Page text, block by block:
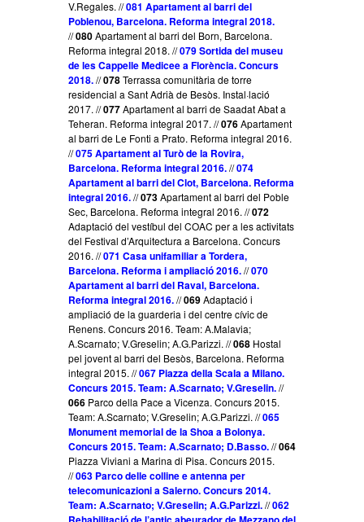
V.Regales. //081 Apartament al barri del
Poblenou, Barcelona. Reforma integral 2018.
//080Apartament al barri del Born, Barcelona.
Reforma integral 2018. //079Sortida del museu
de les Cappelle Medicee a Florència. Concurs
2018.//078Terrassa comunitària de torre
residencial a Sant Adrià de Besòs. Instal·lació
2017. //077Apartament al barri de Saadat Abat a
Teheran. Reforma integral 2017. //076Apartament
al barri de Le Fonti a Prato. Reforma integral 2016.
//075 Apartament al Turò de la Rovira,
Barcelona. Reforma integral 2016.//074
Apartament al barri del Clot, Barcelona. Reforma
integral 2016.//073Apartament al barri del Poble
Sec, Barcelona. Reforma integral 2016. //072
Adaptació del vestíbul del COAC per a les activitats
del Festival d’Arquitectura a Barcelona. Concurs
2016. //071 Casa unifamiliar a Tordera,
Barcelona. Reforma i ampliació 2016.//070
Apartament al barri del Raval, Barcelona.
Reforma integral 2016.//069Adaptació i
ampliació de la guarderia i del centre cívic de
Renens. Concurs 2016. Team: A.Malavia;
A.Scarnato; V.Greselin; A.G.Parizzi. //068 Hostal
pel jovent al barri del Besòs, Barcelona. Reforma
integral 2015. //067 Piazza della Scala a Milano.
Concurs 2015. Team: A.Scarnato; V.Greselin.//
066 Parco della Pace a Vicenza. Concurs 2015.
Team: A.Scarnato; V.Greselin; A.G.Parizzi. //065
Monument memorial de la Shoa a Bolonya.
Concurs 2015. Team: A.Scarnato; D.Basso.//064
Piazza Viviani a Marina di Pisa. Concurs 2015.
//063 Parco delle colline e antenna per
telecomunicazioni a Salerno. Concurs 2014.
Team: A.Scarnato; V.Greselin; A.G.Parizzi.//062